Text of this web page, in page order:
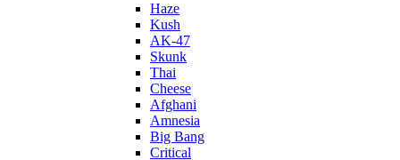
Haze
Kush
AK-47
Skunk
Thai
Cheese
Afghani
Amnesia
Big Bang
Critical